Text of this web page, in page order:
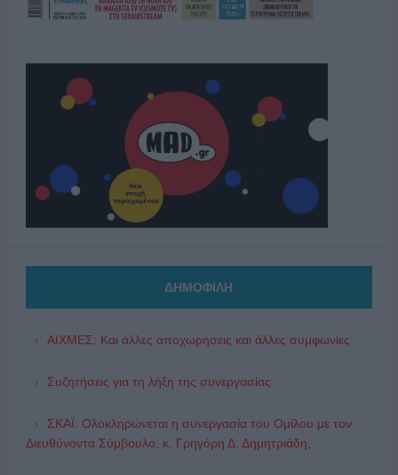
ΔΗΜΟΦΙΛΗ
ΑΙΧΜΕΣ: Και άλλες αποχωρήσεις και άλλες συμφωνίες
Συζητήσεις για τη λήξη της συνεργασίας
ΣΚΑΪ: Ολοκληρώνεται η συνεργασία του Ομίλου με τον
Διευθύνοντα Σύμβουλο, κ. Γρηγόρη Δ. Δημητριάδη,